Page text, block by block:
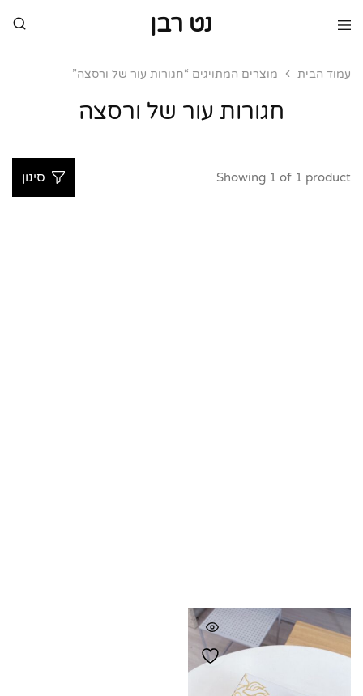
נט רבן
נט
מותגי
מותגי
עמוד הבית מוצרים המתויגים “חגורות עור של ורסצה”
חגורות עור של ורסצה
Showing 1 of 1 product